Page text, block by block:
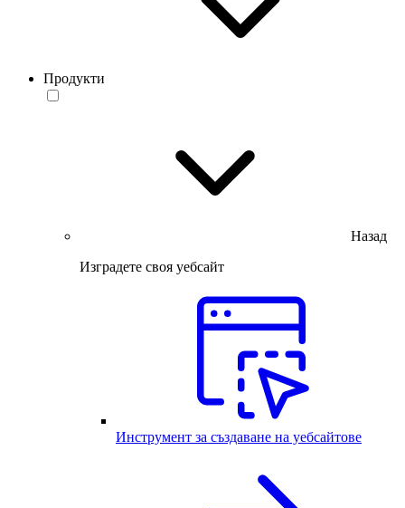
Продукти
Назад
Изградете своя уебсайт
Инструмент за създаване на уебсайтове